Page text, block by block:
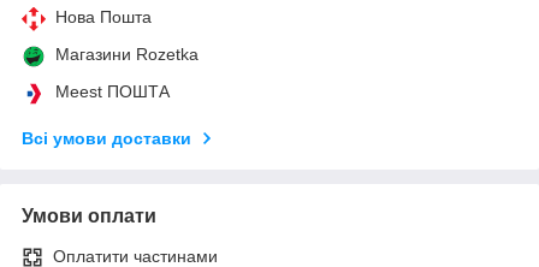
Нова Пошта
Магазини Rozetka
Meest ПОШТА
Всі умови доставки
Умови оплати
Оплатити частинами